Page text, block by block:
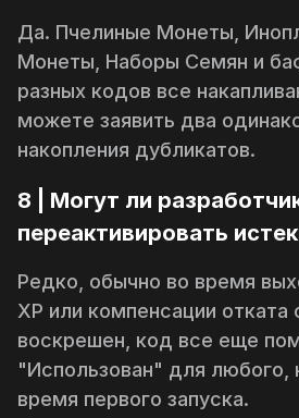
Да. Пчелиные Монеты,
Монеты, Наборы Семян и
разных кодов все
можете заявить два
накопления дубликатов.
8 | Могут ли
переактивировать
Редко, обычно во время
XP или компенсации отката
воскрешен, код все еще
"Использован" для любого,
время первого запуска.